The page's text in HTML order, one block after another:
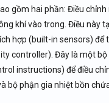
gồm hai phần: Điều
khí vào trong. Điều này
hợp (built-in sensors) để
controller). Đây là một
instructions) để điều
bộ phận gia nhiệt bồn